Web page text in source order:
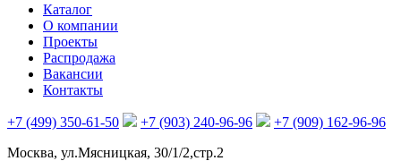
Каталог
О компании
Проекты
Распродажа
Вакансии
Контакты
+7 (499) 350-61-50 +7 (903) 240-96-96
+7 (909) 162-96-96
Москва, ул.Мясницкая, 30/1/2,стр.2